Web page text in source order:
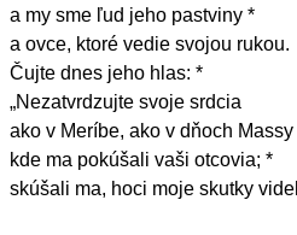
a my sme ľud jeho pastviny *
a ovce, ktoré vedie svojou rukou.
Čujte dnes jeho hlas: *
„Nezatvrdzujte svoje srdcia
ako v Meríbe, ako v dňoch
kde ma pokúšali vaši otcovia; *
skúšali ma, hoci moje skutky